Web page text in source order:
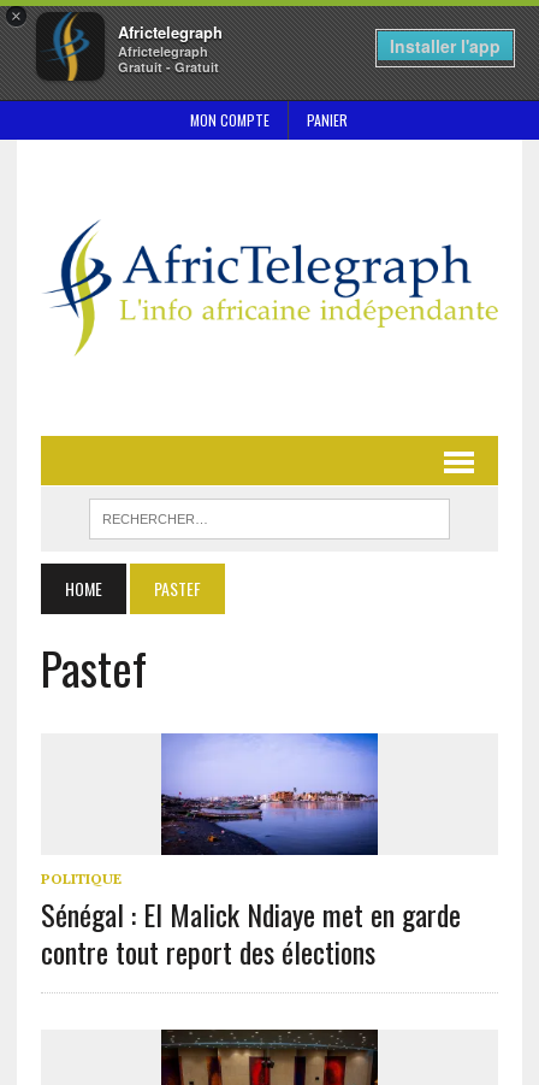
×
Africtelegraph
Africtelegraph
Gratuit - Gratuit
Installer l'app
MON COMPTE PANIER
HOME PASTEF
Pastef
POLITIQUE
Sénégal : El Malick Ndiaye met en garde
contre tout report des élections